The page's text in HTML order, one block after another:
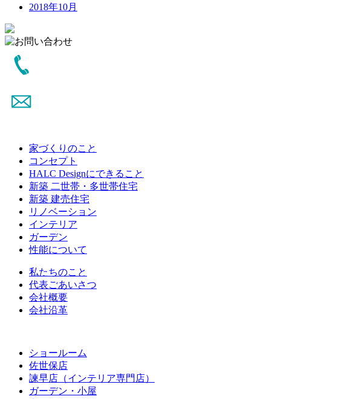
2018年10月
家づくりのこと
コンセプト
HALC Designにできること
新築 二世帯・多世帯住宅
新築 建売住宅
リノベーション
インテリア
ガーデン
性能について
私たちのこと
代表ごあいさつ
会社概要
会社沿革
ショールーム
佐世保店
諫早店（インテリア専門店）
ガーデン・小屋